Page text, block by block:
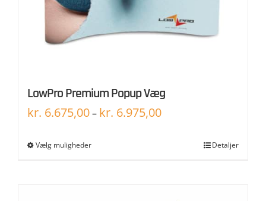
LowPro Premium Popup Væg
kr. 6.675,00– kr. 6.975,00
Vælg muligheder Detaljer